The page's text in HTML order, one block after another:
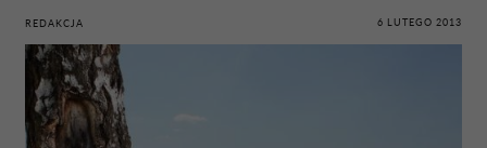
REDAKCJA 6 LUTEGO 2013